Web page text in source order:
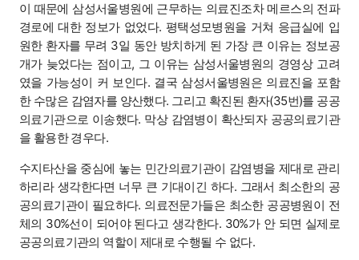
이 때문에 삼성서울병원에 근무하는 의료진조차 메르스의 전파
경로에 대한 정보가 없었다. 평택성모병원을 거쳐 응급실에 입
원한 환자를 무려 3일 동안 방치하게 된 가장 큰 이유는 정보공
개가 늦었다는 점이고, 그 이유는 삼성서울병원의 경영상 고려
였을 가능성이 커 보인다. 결국 삼성서울병원은 의료진을 포함
한 수많은 감염자를 양산했다. 그리고 확진된 환자(35번)를 공공
의료기관으로 이송했다. 막상 감염병이 확산되자 공공의료기관
을 활용한 경우다.
수지타산을 중심에 놓는 민간의료기관이 감염병을 제대로 관리
하리라 생각한다면 너무 큰 기대이긴 하다. 그래서 최소한의 공
공의료기관이 필요하다. 의료전문가들은 최소한 공공병원이 전
체의 30%선이 되어야 된다고 생각한다. 30%가 안 되면 실제로
공공의료기관의 역할이 제대로 수행될 수 없다.